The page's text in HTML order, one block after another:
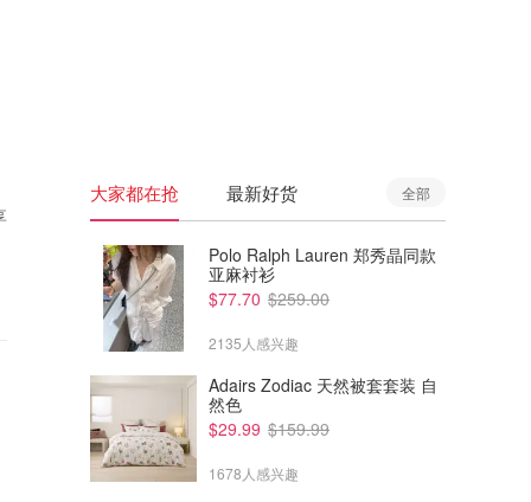
大家都在抢 最新好货 全部
Polo Ralph Lauren 郑秀晶同款
亚麻衬衫
$77.70 $259.00
2135人感兴趣
Adairs Zodiac 天然被套套装 自
然色
$29.99 $159.99
1678人感兴趣